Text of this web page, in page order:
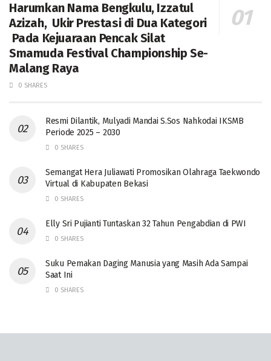
Harumkan Nama Bengkulu, Izzatul
Azizah, Ukir Prestasi di Dua Kategori
Pada Kejuaraan Pencak Silat
Smamuda Festival Championship Se-
Malang Raya
0 SHARES
Resmi Dilantik, Mulyadi Mandai S.Sos Nahkodai IKSMB
Periode 2025 – 2030
0 SHARES
Semangat Hera Juliawati Promosikan Olahraga Taekwondo
Virtual di Kabupaten Bekasi
0 SHARES
Elly Sri Pujianti Tuntaskan 32 Tahun Pengabdian di PWI
0 SHARES
‎Suku Pemakan Daging Manusia yang Masih Ada Sampai
Saat Ini
0 SHARES